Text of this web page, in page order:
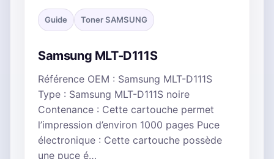
Guide Toner SAMSUNG
Samsung MLT-D111S
Référence OEM : Samsung MLT-D111S
Type : Samsung MLT-D111S noire
Contenance : Cette cartouche permet
l’impression d’environ 1000 pages Puce
électronique : Cette cartouche possède
une puce é…